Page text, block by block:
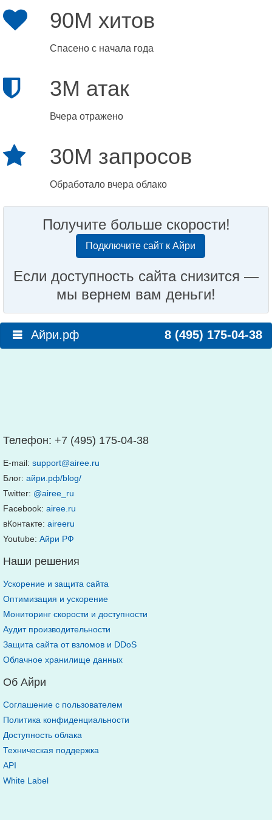
90M хитов
Спасено с начала года
3M атак
Вчера отражено
30M запросов
Обработало вчера облако
Получите больше скорости!
Подключите сайт к Айри
Если доступность сайта снизится —
мы вернем вам деньги!
Айри.рф 8 (495) 175-04-38
Телефон: +7 (495) 175-04-38
E-mail: support@airee.ru
Блог: айри.рф/blog/
Twitter: @airee_ru
Facebook: airee.ru
вКонтакте: aireeru
Youtube: Айри РФ
Наши решения
Ускорение и защита сайта
Оптимизация и ускорение
Мониторинг скорости и доступности
Аудит производительности
Защита сайта от взломов и DDoS
Облачное хранилище данных
Об Айри
Соглашение с пользователем
Политика конфиденциальности
Доступность облака
Техническая поддержка
API
White Label